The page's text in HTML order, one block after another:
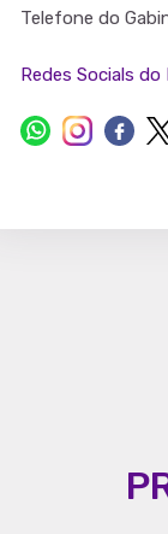
Telefone do
Redes Socials do
Partido